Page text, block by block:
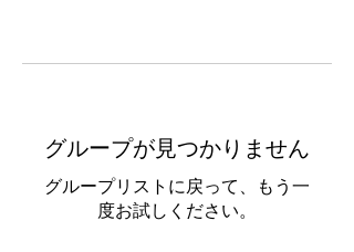
グループが見つかりません
グループリストに戻って、もう一
度お試しください。